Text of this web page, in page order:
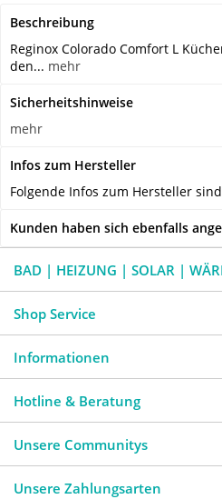
Beschreibung
Reginox Colorado Comfort L
den... mehr
Sicherheitshinweise
mehr
Infos zum Hersteller
Folgende Infos zum Hersteller
Kunden haben sich ebenfalls
BAD | HEIZUNG | SOLAR |
Shop Service
Informationen
Hotline & Beratung
Unsere Communitys
Unsere Zahlungsarten